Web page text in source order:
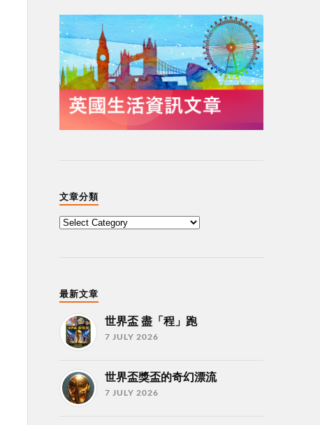
文章分類
最新文章
世界盃 盡「程」跑
7 JULY 2026
世界盃獎盃的奇幻漂流
7 JULY 2026